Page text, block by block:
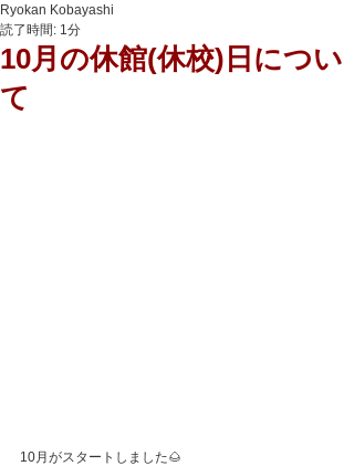
10月の休館(休校)日につい
て
Ryokan Kobayashi
読了時間: 1分
10月がスタートしました🌰